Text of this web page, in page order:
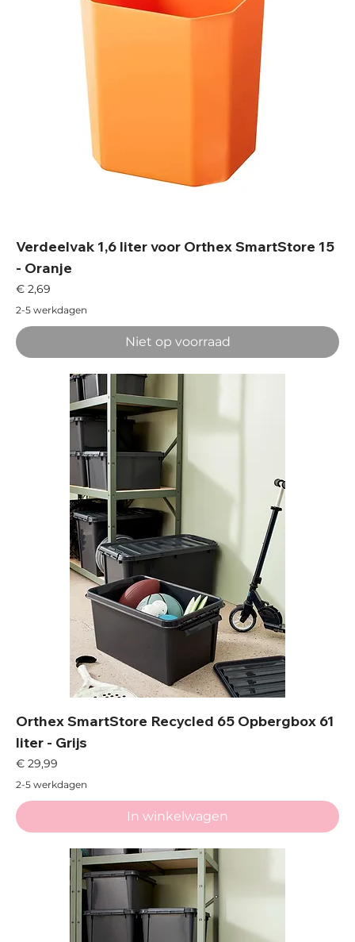
Verdeelvak 1,6 liter voor Orthex SmartStore 15
- Oranje
Prijs
€ 2,69
2-5 werkdagen
Niet op voorraad
Orthex SmartStore Recycled 65 Opbergbox 61
liter - Grijs
Prijs
€ 29,99
2-5 werkdagen
In winkelwagen